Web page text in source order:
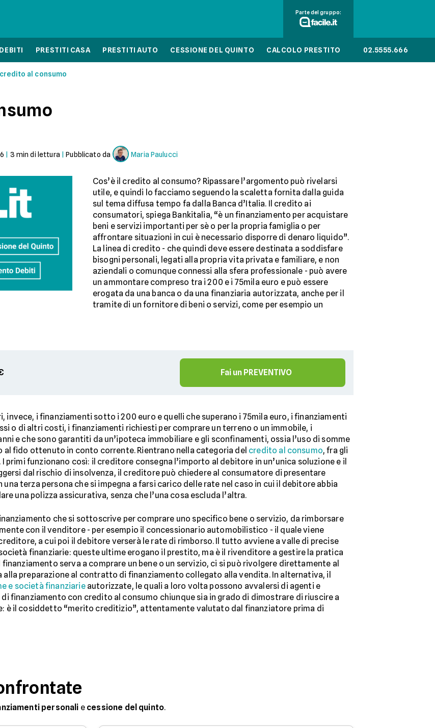
PRESTITI CASA PRESTITI AUTO CESSIONE DEL QUINTO CALCOLO PRESTITO 02.5555.666
Parte del gruppo:
al consumo
3 min di lettura |Pubblicato da Maria Paulucci
Cos’è il credito al consumo? Ripassare l’argomento può rivelarsi
utile, e quindi lo facciamo seguendo la scaletta fornita dalla guida
sul tema diffusa tempo fa dalla Banca d’Italia. Il credito ai
consumatori, spiega Bankitalia, “è un finanziamento per acquistare
beni e servizi importanti per sè o per la propria famiglia o per
affrontare situazioni in cui è necessario disporre di denaro liquido”.
La linea di credito - che quindi deve essere destinata a soddisfare
bisogni personali, legati alla propria vita privata e familiare, e non
aziendali o comunque connessi alla sfera professionale - può avere
un ammontare compreso tra i 200 e i 75mila euro e può essere
erogata da una banca o da una finanziaria autorizzata, anche per il
tramite di un fornitore di beni o servizi, come per esempio un
Fai un PREVENTIVO
i finanziamenti sotto i 200 euro e quelli che superano i 75mila euro, i finanziamenti
o di altri costi, i finanziamenti richiesti per comprare un terreno o un immobile, i
e che sono garantiti da un’ipoteca immobiliare e gli sconfinamenti, ossia l’uso di somme
fido ottenuto in conto corrente. Rientrano nella categoria del credito al consumo, fra gli
funzionano così: il creditore consegna l’importo al debitore in un’unica soluzione e il
dal rischio di insolvenza, il creditore può chiedere al consumatore di presentare
terza persona che si impegna a farsi carico delle rate nel caso in cui il debitore abbia
una polizza assicurativa, senza che l’una cosa escluda l’altra.
che si sottoscrive per comprare uno specifico bene o servizio, da rimborsare
con il venditore - per esempio il concessionario automobilistico - il quale viene
a cui poi il debitore verserà le rate di rimborso. Il tutto avviene a valle di precise
finanziarie: queste ultime erogano il prestito, ma è il rivenditore a gestire la pratica
serva a comprare un bene o un servizio, ci si può rivolgere direttamente al
preparazione al contratto di finanziamento collegato alla vendita. In alternativa, il
e società finanziarieautorizzate, le quali a loro volta possono avvalersi di agenti e
finanziamento con credito al consumo chiunque sia in grado di dimostrare di riuscire a
è il cosiddetto “merito creditizio”, attentamente valutato dal finanziatore prima di
personali e cessione del quinto.